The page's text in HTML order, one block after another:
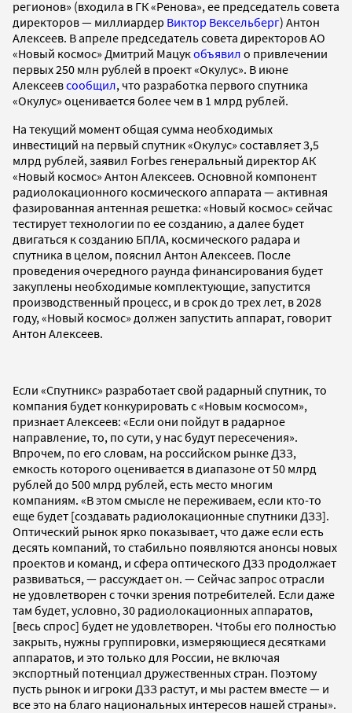
регионов» (входила в ГК «Ренова», ее председатель совета
директоров — миллиардер Виктор Вексельберг) Антон
Алексеев. В апреле председатель совета директоров АО
«Новый космос» Дмитрий Мацукобъявил о привлечении
первых 250 млн рублей в проект «Окулус». В июне
Алексеевсообщил, что разработка первого спутника
«Окулус» оценивается более чем в 1 млрд рублей.
На текущий момент общая сумма необходимых
инвестиций на первый спутник «Окулус» составляет 3,5
млрд рублей, заявил Forbes генеральный директор АК
«Новый космос» Антон Алексеев. Основной компонент
радиолокационного космического аппарата — активная
фазированная антенная решетка: «Новый космос» сейчас
тестирует технологии по ее созданию, а далее будет
двигаться к созданию БПЛА, космического радара и
спутника в целом, пояснил Антон Алексеев. После
проведения очередного раунда финансирования будет
закуплены необходимые комплектующие, запустится
производственный процесс, и в срок до трех лет, в 2028
году, «Новый космос» должен запустить аппарат, говорит
Антон Алексеев.
Если «Спутникс» разработает свой радарный спутник, то
компания будет конкурировать с «Новым космосом»,
признает Алексеев: «Если они пойдут в радарное
направление, то, по сути, у нас будут пересечения».
Впрочем, по его словам, на российском рынке ДЗЗ,
емкость которого оценивается в диапазоне от 50 млрд
рублей до 500 млрд рублей, есть место многим
компаниям. «В этом смысле не переживаем, если кто-то
еще будет [создавать радиолокационные спутники ДЗЗ].
Оптический рынок ярко показывает, что даже если есть
десять компаний, то стабильно появляются анонсы новых
проектов и команд, и сфера оптического ДЗЗ продолжает
развиваться, — рассуждает он. — Сейчас запрос отрасли
не удовлетворен с точки зрения потребителей. Если даже
там будет, условно, 30 радиолокационных аппаратов,
[весь спрос] будет не удовлетворен. Чтобы его полностью
закрыть, нужны группировки, измеряющиеся десятками
аппаратов, и это только для России, не включая
экспортный потенциал дружественных стран. Поэтому
пусть рынок и игроки ДЗЗ растут, и мы растем вместе — и
все это на благо национальных интересов нашей страны».